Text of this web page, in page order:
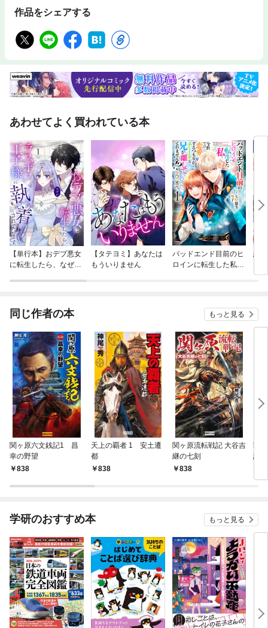
作品をシェアする
あわせてよく買われている本
【単行本】おデブ悪女
に転生したら、なぜか
【タテヨミ】あなたは
もういりません
バッドエンド目前のヒ
ロインに転生した私、
結
同じ作者の本 もっと見る
関ヶ原六文銭記1 昌
幸の野望
838
天上の覇者 1 安土遷
都
838
関ヶ原流転戦記 大谷吉
継の七刻
838
戦
謀
学研のおすすめ本 もっと見る